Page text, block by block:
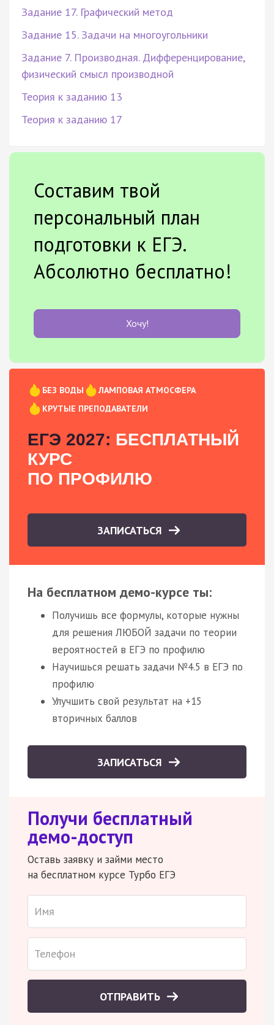
Задание 17. Графический метод
Задание 15. Задачи на многоугольники
Задание 7. Производная. Дифференцирование,
физический смысл производной
Теория к заданию 13
Теория к заданию 17
Составим твой
персональный план
подготовки к ЕГЭ.
Абсолютно бесплатно!
Хочу!
БЕЗ ВОДЫ
ЛАМПОВАЯ АТМОСФЕРА
КРУТЫЕ ПРЕПОДАВАТЕЛИ
ЕГЭ 2027: БЕСПЛАТНЫЙ
КУРС
ПО ПРОФИЛЮ
ЗАПИСАТЬСЯ
На бесплатном демо-курсе ты:
Получишь все формулы, которые нужны
для решения ЛЮБОЙ задачи по теории
вероятностей в ЕГЭ по профилю
Научишься решать задачи №4.5 в ЕГЭ по
профилю
Улучшить свой результат на +15
вторичных баллов
ЗАПИСАТЬСЯ
Получи бесплатный
демо-доступ
Оставь заявку и займи место
на бесплатном курсе Турбо ЕГЭ
ОТПРАВИТЬ